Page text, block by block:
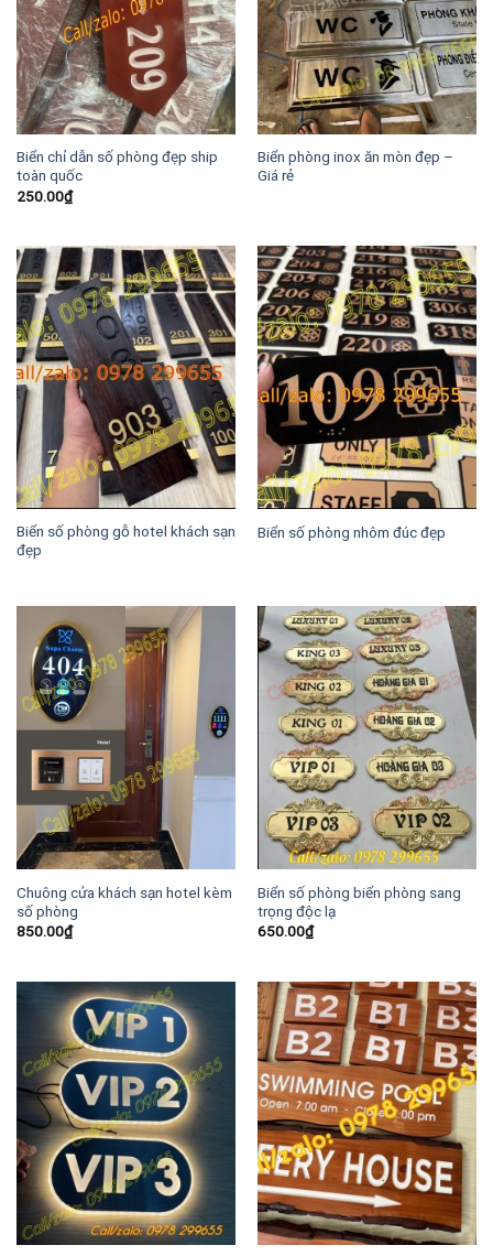
Biển chỉ dẫn số phòng đẹp ship
toàn quốc
250.00₫
Biển phòng inox ăn mòn đẹp –
Giá rẻ
Biển số phòng gỗ hotel khách sạn
đẹp
Biển số phòng nhôm đúc đẹp
Chuông cửa khách sạn hotel kèm
số phòng
850.00₫
Biển số phòng biển phòng sang
trọng độc lạ
650.00₫